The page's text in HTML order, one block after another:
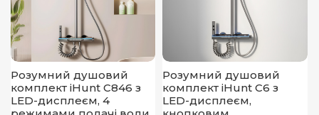
Розумний душовий
комплект iHunt C846 з
LED-дисплеєм, 4
Розумний душовий
комплект iHunt C6 з
LED-дисплеєм,